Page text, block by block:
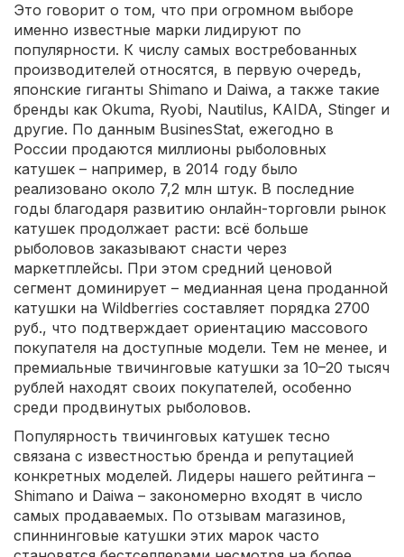
Это говорит о том, что при огромном выборе
именно известные марки лидируют по
популярности. К числу самых востребованных
производителей относятся, в первую очередь,
японские гиганты Shimano и Daiwa, а также такие
бренды как Okuma, Ryobi, Nautilus, KAIDA, Stinger и
другие. По данным BusinesStat, ежегодно в
России продаются миллионы рыболовных
катушек – например, в 2014 году было
реализовано около 7,2 млн штук. В последние
годы благодаря развитию онлайн-торговли рынок
катушек продолжает расти: всё больше
рыболовов заказывают снасти через
маркетплейсы. При этом средний ценовой
сегмент доминирует – медианная цена проданной
катушки на Wildberries составляет порядка 2700
руб., что подтверждает ориентацию массового
покупателя на доступные модели. Тем не менее, и
премиальные твичинговые катушки за 10–20 тысяч
рублей находят своих покупателей, особенно
среди продвинутых рыболовов.
Популярность твичинговых катушек тесно
связана с известностью бренда и репутацией
конкретных моделей. Лидеры нашего рейтинга –
Shimano и Daiwa – закономерно входят в число
самых продаваемых. По отзывам магазинов,
спиннинговые катушки этих марок часто